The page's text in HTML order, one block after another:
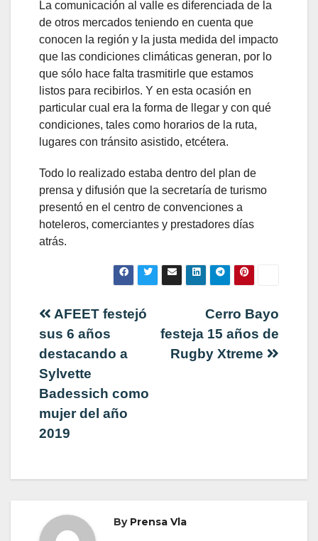
La comunicación al valle es diferenciada de la
de otros mercados teniendo en cuenta que
conocen la región y la justa medida del impacto
que las condiciones climáticas generan, por lo
que sólo hace falta trasmitirle que estamos
listos para recibirlos. Y en esta ocasión en
particular cual era la forma de llegar y con qué
condiciones, tales como horarios de la ruta,
lugares con tránsito asistido, etcétera.
Todo lo realizado estaba dentro del plan de
prensa y difusión que la secretaría de turismo
presentó en el centro de convenciones a
hoteleros, comerciantes y prestadores días
atrás.
Navegación
de
entradas
Cerro Bayo
festeja 15 años de
Rugby Xtreme
AFEET festejó
sus 6 años
destacando a
Sylvette
Badessich como
mujer del año
2019
By Prensa Vla